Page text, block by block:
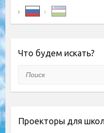
Что будем искать?
Поиск
Проекторы для